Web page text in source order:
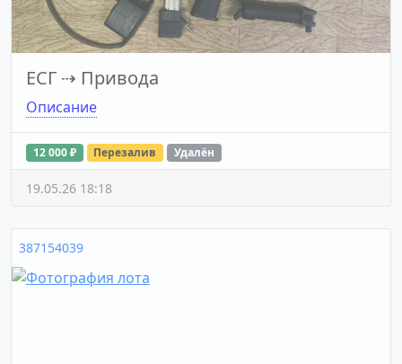
ЕСГ ⇢ Привода
Описание
12 000 ₽ Перезалив Удалён
19.05.26 18:18
387154039